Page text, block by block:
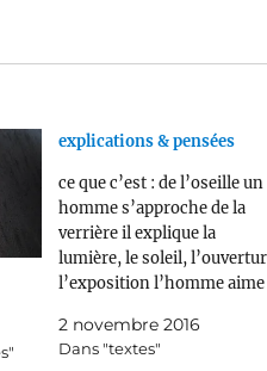
explications & pensées
ce que c’est : de l’oseille un
homme s’approche de la
verrière il explique la
lumière, le soleil,
l’exposition l’homme aime
comme ça, à grands gestes il
explique le rapport des
2 novembre 2016
Dans "textes"